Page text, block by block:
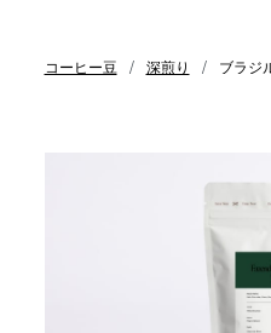
コーヒー豆 / 深煎り / ブラジ
ナチュ